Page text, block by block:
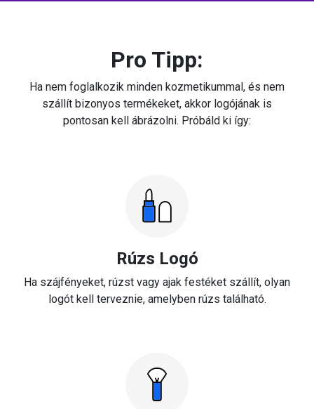
Pro Tipp:
Ha nem foglalkozik minden kozmetikummal, és nem
szállít bizonyos termékeket, akkor logójának is
pontosan kell ábrázolni. Próbáld ki így:
Rúzs Logó
Ha szájfényeket, rúzst vagy ajak festéket szállít, olyan
logót kell terveznie, amelyben rúzs található.